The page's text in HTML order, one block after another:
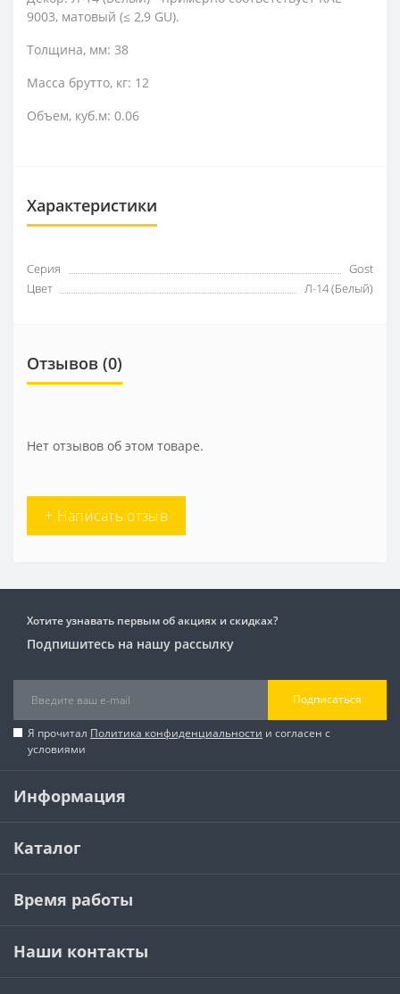
9003, матовый (≤ 2,9 GU).
Толщина, мм: 38
Масса брутто, кг: 12
Объем, куб.м: 0.06
Характеристики
Серия
Gost
Цвет
Л-14 (Белый)
Отзывов (0)
Нет отзывов об этом товаре.
+ Написать отзыв
Хотите узнавать первым об акциях и скидках?
Подпишитесь на нашу рассылку
Подписаться
Я прочитал Политика конфиденциальности и согласен с
условиями
Информация
Каталог
Время работы
Наши контакты